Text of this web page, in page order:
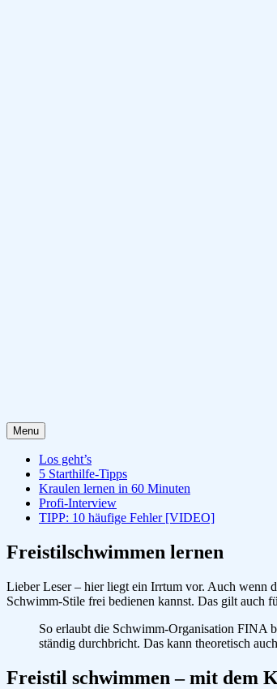
Menu
Los geht’s
5 Starthilfe-Tipps
Kraulen lernen in 60 Minuten
Profi-Interview
TIPP: 10 häufige Fehler [VIDEO]
Freistilschwimmen lernen
Lieber Leser – hier liegt ein Irrtum vor. Auch wenn
Schwimm-Stile frei bedienen kannst. Das gilt auch
So erlaubt die Schwimm-Organisation FINA
ständig durchbricht. Das kann theoretisch
Freistil schwimmen – mit dem